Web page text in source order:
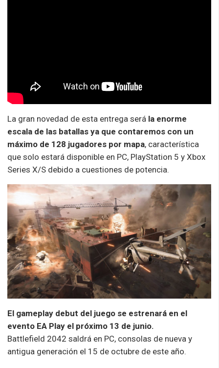
La gran novedad de esta entrega será la enorme
escala de las batallas ya que contaremos con un
máximo de 128 jugadores por mapa, característica
que solo estará disponible en PC, PlayStation 5 y Xbox
Series X/S debido a cuestiones de potencia.
El gameplay debut del juego se estrenará en el
evento EA Play el próximo 13 de junio.
Battlefield 2042 saldrá en PC, consolas de nueva y
antigua generación el 15 de octubre de este año.